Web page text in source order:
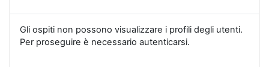
Gli ospiti non possono visualizzare i profili degli utenti.
Per proseguire è necessario autenticarsi.